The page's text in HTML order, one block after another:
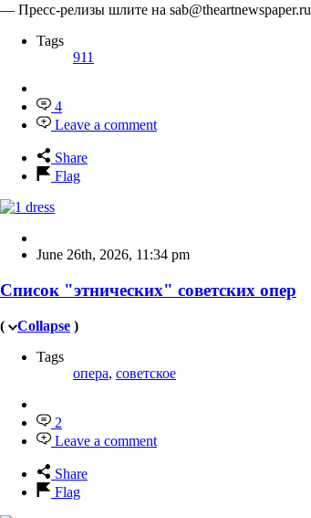
— Пресс-релизы шлите на sab@theartnewspaper.ru
Tags
911
4
Leave a comment
Share
Flag
June 26th, 2026, 11:34 pm
Список "этнических" советских опер
( Collapse )
Tags
опера, советское
2
Leave a comment
Share
Flag